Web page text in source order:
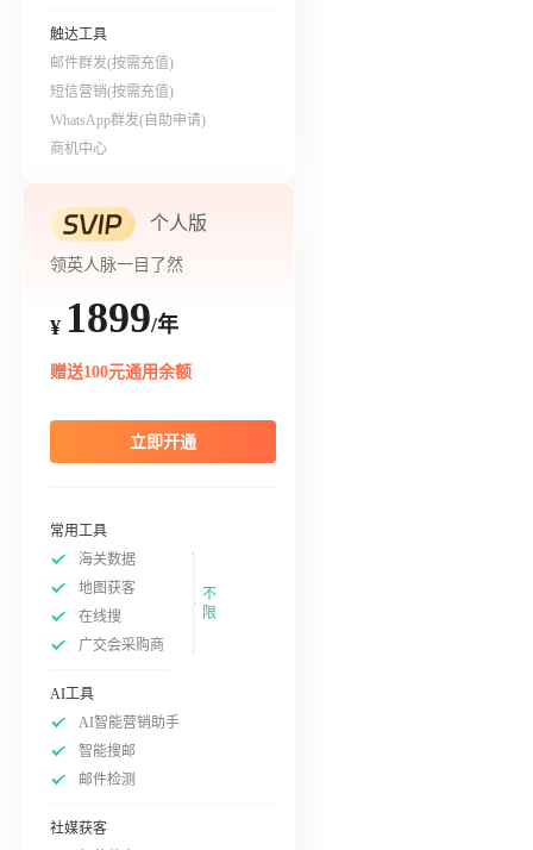
触达工具
邮件群发(按需充值)
短信营销(按需充值)
WhatsApp群发(自助申请)
商机中心
个人版
领英人脉一目了然
¥ 1899/年
赠送100元通用余额
立即开通
常用工具
海关数据
地图获客
在线搜
广交会采购商
不
限
AI工具
AI智能营销助手
智能搜邮
邮件检测
社媒获客